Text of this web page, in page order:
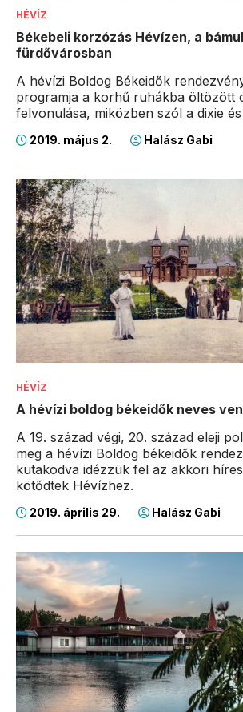
HÉVÍZ
Békebeli korzózás Hévízen, a
fürdővárosban
A hévízi Boldog Békeidők
programja a korhű ruhákba öltözött
felvonulása, miközben szól a dixie
2019. május 2. Halász Gabi
HÉVÍZ
A hévízi boldog békeidők neves
A 19. század végi, 20. század eleji
meg a hévízi Boldog békeidők
kutakodva idézzük fel az akkori
kötődtek Hévízhez.
2019. április 29. Halász Gabi